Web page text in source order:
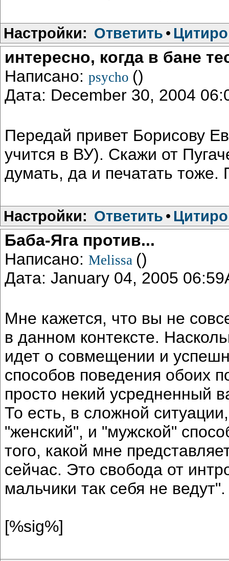
Настройки: Ответить •
интересно, когда в бане
Написано: psycho ()
Дата: December 30, 2004
Передай привет Борисову
учится в ВУ). Скажи от
думать, да и печатать тоже.
Настройки: Ответить •
Баба-Яга против...
Написано: Melissa ()
Дата: January 04, 2005
Мне кажется, что вы не
в данном контексте.
идет о совмещении и
способов поведения обоих
просто некий усредненный
То есть, в сложной
"женский", и "мужской"
того, какой мне
сейчас. Это свобода от
мальчики так себя не ведут".
[%sig%]